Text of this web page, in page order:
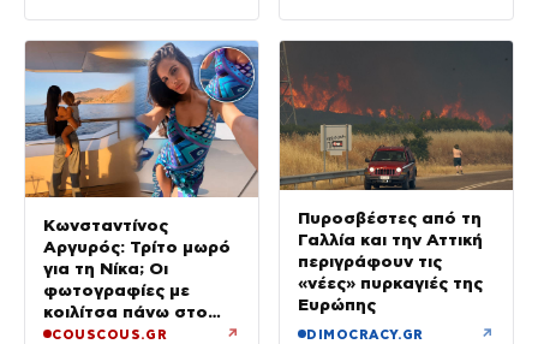
Κωνσταντίνος
Αργυρός: Τρίτο μωρό
για τη Νίκα; Οι
φωτογραφίες με
κοιλίτσα πάνω στο
σκάφος που
COUSCOUS.GR ↗
Πυροσβέστες από τη
Γαλλία και την Αττική
περιγράφουν τις
«νέες» πυρκαγιές της
Ευρώπης
DIMOCRACY.GR ↗